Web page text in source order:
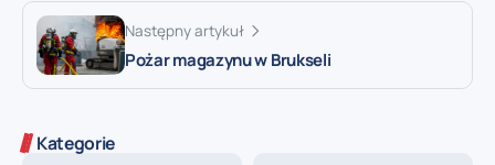
Następny artykuł
Pożar magazynu w Brukseli
Kategorie